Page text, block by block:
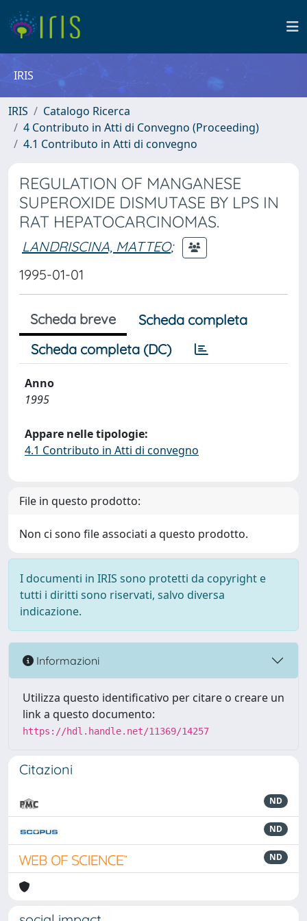
IRIS
IRIS
Catalogo Ricerca
4 Contributo in Atti di Convegno (Proceeding)
4.1 Contributo in Atti di convegno
REGULATION OF MANGANESE
SUPEROXIDE DISMUTASE BY LPS IN
RAT HEPATOCARCINOMAS.
LANDRISCINA, MATTEO;
1995-01-01
Scheda breve
Scheda completa
Scheda completa (DC)
Anno
1995
Appare nelle tipologie:
4.1 Contributo in Atti di convegno
File in questo prodotto:
Non ci sono file associati a questo prodotto.
I documenti in IRIS sono protetti da copyright e
tutti i diritti sono riservati, salvo diversa
indicazione.
Informazioni
Utilizza questo identificativo per citare o creare un
link a questo documento:
https://hdl.handle.net/11369/14257
Citazioni
ND
ND
ND